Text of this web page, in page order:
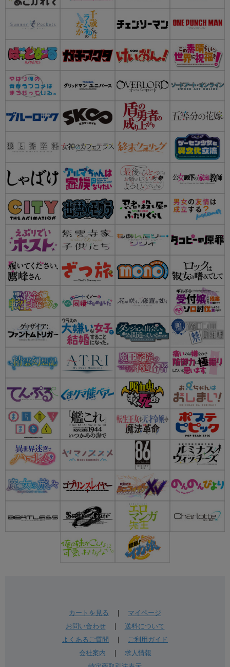
カートを見る
マイページ
お問い合わせ| 送料について
よくあるご質問
ご利用ガイド
会社案内
求人情報